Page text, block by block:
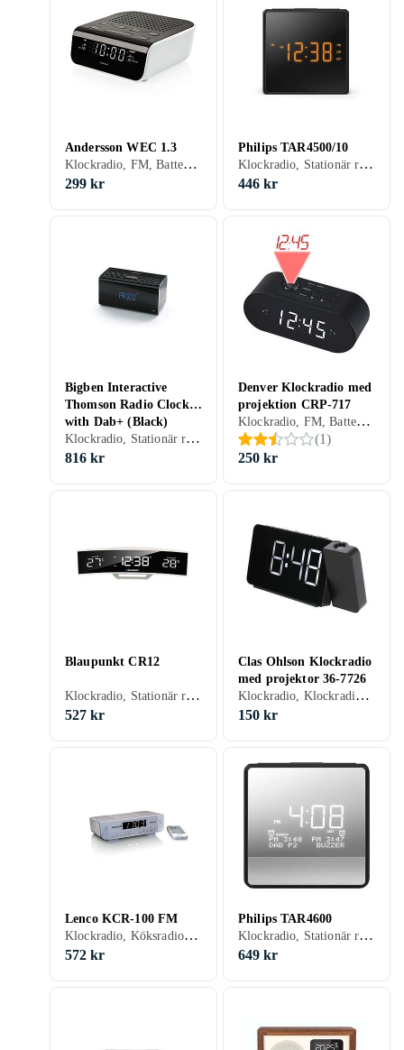
Andersson WEC 1.3
Klockradio, FM, Batteri, Klockradio med alarm, Backup-batteri, Display
299 kr
Philips TAR4500/10
Klockradio, Stationär radio, FM, AM, Klockradio med alarm, USB
446 kr
Bigben Interactive
Thomson Radio Clock
with Dab+ (Black)
DAB/DAB+/FM SvartKlockradio, Stationär radio, FM, DAB, DAB+, Display
816 kr
Denver Klockradio med
projektion CRP-717
Klockradio, FM, Batteri, Klockradio med alarm, Projicering av tid, Display
(1)
250 kr
Blaupunkt CR12
Klockradio, Stationär radio, FM, Batteri, Klockradio med alarm, Display
527 kr
Clas Ohlson Klockradio
med projektor 36-7726
Klockradio, Klockradio med alarm, Projicering av tid
150 kr
Lenco KCR-100 FM
Klockradio, Köksradio, Stationär radio, FM, DAB, Nätström, Klockradio med alarm, Fjärrkontroll, Display
572 kr
Philips TAR4600
Klockradio, Stationär radio, FM, DAB, DAB+, Klockradio med alarm, USB
649 kr